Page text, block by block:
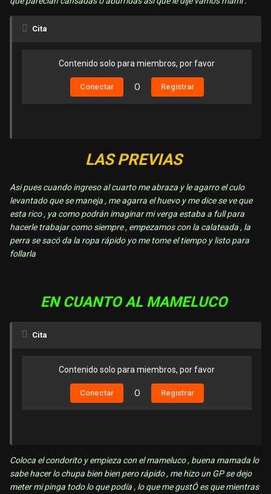
Cita
Contenido solo para miembros, por favor
Conectar O Registrar
LAS PREVIAS
Asi pues cuando ingreso al cuarto me abraza y le agarro el culo
levantado que se maneja , me agarra el huevo y me dice se ve que
esta rico , ya como podrán imaginar mi verga estaba a full para
hacerle trabajar como siempre , empezamos con la calateada , la
perra se sacó da la ropa rápido yo me tome el tiempo y listo para
follarla
EN CUANTO AL MAMELUCO
Cita
Contenido solo para miembros, por favor
Conectar O Registrar
Coloca el condorito y empieza con el mameluco , buena mamada lo
sabe hacer lo chupa bien bien pero rápido , me hizo un GP se dejo
meter mi pinga todo lo que podía , lo que me gustÓ es que mientras